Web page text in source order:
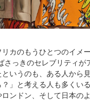
カのもうひとつのイメ
さっきのセレブリティが
いうのも、ある人から
」と考える人も多くい
ンドン、そして日本の